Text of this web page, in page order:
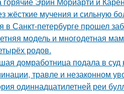
жёсткие мучения и сильную
в Санкт-петербурге прошел
модель и многодетная
родов.
домработница подала в суд
травле и незаконном
одиннадцатилетней реи